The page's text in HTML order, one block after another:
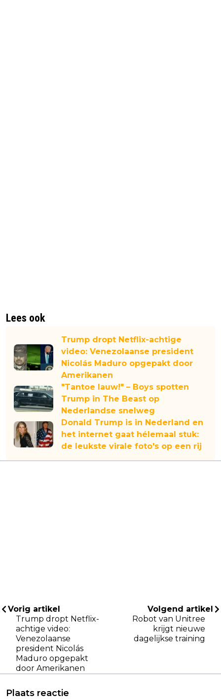
Lees ook
Trump dropt Netflix-achtige
video: Venezolaanse president
Nicolás Maduro opgepakt door
Amerikanen
"Tantoe lauw!" – Boys spotten
Trump in The Beast op
Nederlandse snelweg
Donald Trump is in Nederland en
het internet gaat hélemaal stuk:
de leukste virale foto's op een rij
Vorig artikel
Trump dropt Netflix-
achtige video:
Venezolaanse
president Nicolás
Maduro opgepakt
door Amerikanen
Volgend artikel
Robot van Unitree
krijgt nieuwe
dagelijkse training
Plaats reactie